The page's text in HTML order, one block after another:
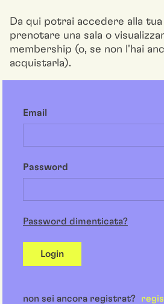
Da qui potrai accedere alla
prenotare una sala o
membership (o, se non l'hai
acquistarla).
Email
Password
Password dimenticata?
Login
non sei ancora registrat?